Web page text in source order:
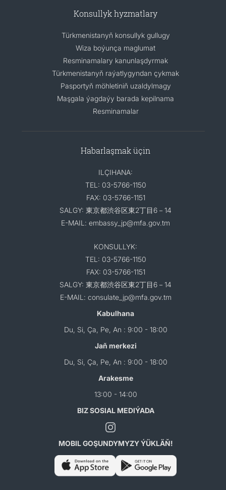
Konsullyk hyzmatlary
Türkmenistanyň konsullyk gullugy
Wiza boýunça maglumat
Resminamalary kanunlaşdyrmak
Türkmenistanyň raýatlygyndan çykmak
Pasportyň möhletiniň uzaldylmagy
Maşgala ýagdaýy barada kepilnama
Resminamalar
Habarlaşmak üçin
ILÇIHANA:
TEL: 03-5766-1150
FAX: 03-5766-1151
SALGY: 東京都渋谷区東2丁目6－14
E-MAIL: embassy_jp@mfa.gov.tm
KONSULLYK:
TEL: 03-5766-1150
FAX: 03-5766-1151
SALGY: 東京都渋谷区東2丁目6－14
E-MAIL: consulate_jp@mfa.gov.tm
Kabulhana
Du, Si, Ça, Pe, An : 9:00 - 18:00
Jaň merkezi
Du, Si, Ça, Pe, An : 9:00 - 18:00
Arakesme
13:00 - 14:00
BIZ SOSIAL MEDIÝADA
MOBIL GOŞUNDYMYZY ÝÜKLÄŇ!